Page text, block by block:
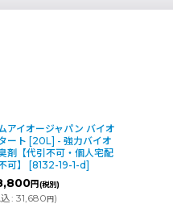
アイオージャパン バイオ
ート [20L] - 強力バイオ
剤【代引不可・個人宅配
可】
[8132-19-1-d]
円(税別)
: 31,680円)